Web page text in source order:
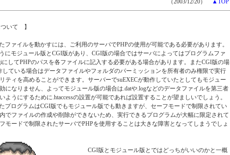
（2003/12/20）
▲TOP
いて 】
ファイルを動かすには、ご利用のサーバでPHPの使用が可能である必要があります。
にモジュール版とCGI版があり、CGI版の場合ではサーバによってはプログラムファ
にしてPHPのパスを各ファイルに記入する必要がある場合があります。またCGI版の場
している場合はデータファイルやフォルダのパーミッションを所有者のみ権限で実行
ティを高めることができます。サーバーでsuEXECが動作していたとしてもモジュー
になりません、よってモジュール版の場合は.datや.logなどのデータファイルを第三者
ようにするために.htaccessの設置が可能であれば設置することが望ましいでしょう。
プログラムはCGI版でもモジュール版でも動きますが、セーフモードで制限されてい
でファイルの作成や削除ができないため、実行できるプログラムが大幅に限定されて
モードで制限されたサーバでPHPを使用することは大きな障害となってしまうでしょ
CGI版とモジュール版とではどっちがいいのかと一概